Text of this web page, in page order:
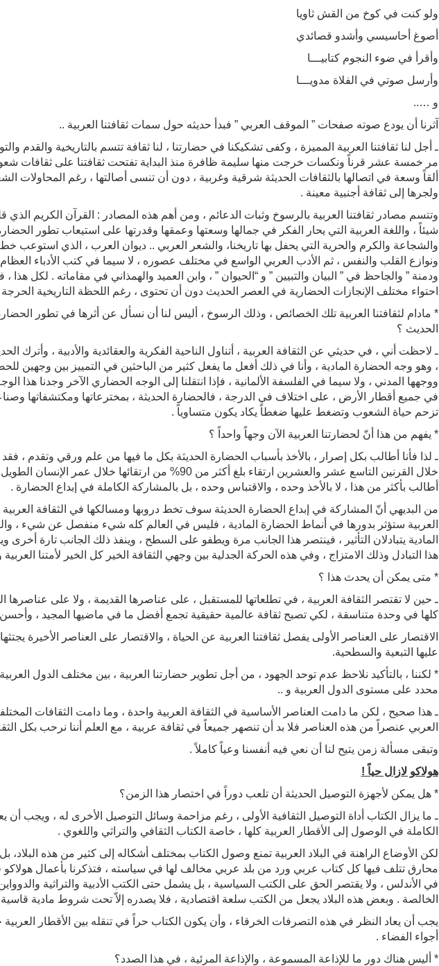
ولو كنت في كوخ من القش ثاويا
أصوغ أحاسيسي وأشدو قصائدي
وأقرأ في ضوء النجوم كتابيـــا
وأرسل صوتي في الفلاة مدويـــا
و …..
آثرنا أن يودع صوته صفحات ” الموقف العربي ” فبدأ حديثه حول سمات ثقافتنا العربية ..
ـ أجل لنا ثقافتنا العربية المميزة ، وكفى تشكيكنا في حضارتنا ، لنا ثقافة تتسم بالتاريخية والقدم
مر خمسة عشر قرناً ونكسات خرجت منها سليمة ظافرة منذ البداية تفتحت ثقافتنا على ثقافات شعوب
ألقاً وسعة في اتصالها بالثقافات الحديثة شرقية وغربية ، دون أن تنسى أصالتها ، رغم المحاولات
ولجرها إلى ثقافة أجنبية معينة .
وتتسم مصادر ثقافتنا العربية بالرسوخ وثبات الدعائم ، ومن أهم هذه المصادر : القرآن الكريم الذي
شيئاً ، واللغة العربية التي يحار الفكر في جمالها وسعتها وعمقها وقدرتها على استيعاب تطور الحضارة
والشجاعة والكرم والحرية التي يحفل بها تاريخنا، والشعر العربي .. ديوان العرب ، الذي استوعب
ونوازع القلب والنفس ، ثم الأدب العربي الواسع في مختلف عصوره ، لا سيما في كتب الأدباء
ودمنة ” والجاحظ في ” البيان والتبيين ” و “الحيوان ” ، وابن العميد والهمذاني في مقاماته . لكل هذا ،
احتواء مختلف الإنجازات الحضارية في العصر الحديث دون أن تحتوى ، رغم اللحظة التاريخية
* مادام لثقافتنا العربية تلك الخصائص ، وذلك الرسوخ ، أليس لنا أن نسأل عن أثرها في تطور
الحديث ؟
ـ لاحظت أني ، في حديثي عن الثقافة العربية ، أتناول الناحية الفكرية والعقائدية والأدبية ، وأترك
، وهو وجه الحضارة المادية ، وأنا في ذلك أفعل ما يفعل كثير من الباحثين في التمييز بين وجهين
ووجهها المدني ، ولا سيما في الفلسفة الألمانية ، فإذا انتقلنا إلى الوجه الحضاري الآخر وجدنا هذا
في جميع أقطار الأرض ، على اختلاف في الدرجة ، فالحضارة الحديثة ، بمخترعاتها ومكتشفاتها
تزحم حياة الشعوب وتضغط عليها ضغطاً يكاد يكون متساوياً .
* يفهم من هذا أنّ لحضارتنا العربية الآن وجهاً واحداً ؟
ـ لذا فأنا أطالب بكل إصرار ، بالأخذ بأسباب الحضارة الحديثة بكل ما فيها من علم ورقي وتقدم ،
خلال القرنين التاسع عشر والعشرين ارتقاء بلغ أكثر من 90% من ارتقائها
أطالب بأكثر من هذا ، لا بالأخذ وحده ، والاقتباس وحده ، بل بالمشاركة الكاملة في إبداع الحضارة .
من البديهي أنّ المشاركة في إبداع الحضارة الحديثة سوف تخط دروبها ومسالكها في الثقافة العربية
العربية ستؤثر بدورها في أنماط الحضارة المادية ، فليس في العالم كله شيء منفصل عن شيء ،
المادية يتبادلان التأثير ، فينتصر هذا الجانب مرة ويطفو على السطح ، وينفذ ذلك الجانب تارة
هذا التبادل وذلك الامتزاج ، وفي هذه الحركة الجدلية بين وجهي الثقافة الخير كل الخير لأمتنا العربية
* متى يمكن أن يحدث هذا ؟
ـ حين لا تقتصر الثقافة العربية ، في تطلعاتها للمستقبل ، على عناصرها القديمة ، ولا على عناصرها
كلها في وحدة متناسقة ، لكي تصبح ثقافة عالمية حقيقية تجمع أفضل ما في ماضيها المجيد ، وأحسن
الاقتصار على العناصر الأولى يفصل ثقافتنا العربية عن الحياة ، والاقتصار على العناصر الأخيرة
عليها التبعية والسطحية.
* لكننا ، بالتأكيد نلاحظ عدم توحد الجهود ، من أجل تطوير حضارتنا العربية ، بين مختلف الدول
محدد على مستوى الدول العربية و ..
ـ هذا صحيح ، لكن ما دامت العناصر الأساسية في الثقافة العربية واحدة ، وما دامت الثقافات
العربي عنصراً من هذه العناصر فلا بد أن تنصهر جميعاً في ثقافة عربية ، مع العلم أننا نرحب بكل
وتبقى مسألة زمن يتيح لنا أن نعي فيه أنفسنا وعياً كاملاً .
هولاكو لازال حياً !
* هل يمكن لأجهزة التوصيل الحديثة أن تلعب دوراً في اختصار هذا الزمن؟
ـ ما يزال الكتاب أداة التوصيل الثقافية الأولى ، رغم مزاحمة وسائل التوصيل الأخرى له ، ويجب أن
الكاملة في الوصول إلى الأقطار العربية كلها ، خاصة الكتاب الثقافي والتراثي واللغوي .
لكن الأوضاع الراهنة في البلاد العربية تمنع وصول الكتاب بمختلف أشكاله إلى كثير من هذه البلاد،
محارق تتلف فيها كل كتاب عربي ورد من بلد عربي مخالف لها في سياسته ، فتذكرنا بأعمال هولاكو
في الأندلس ، ولا يقتصر الحق على الكتب السياسية ، بل يشمل حتى الكتب الأدبية والتراثية
الخالصة . وبعض هذه البلاد يجعل من الكتب سلعة اقتصادية ، فلا يصدره إلاّ تحت شروط مادية
يجب أن يعاد النظر في هذه التصرفات الخرقاء ، وأن يكون الكتاب حراً في تنقله بين الأقطار العربية
أجواء الفضاء .
* أليس هناك دور ما للإذاعة المسموعة ، والإذاعة المرئية ، في هذا الصدد؟